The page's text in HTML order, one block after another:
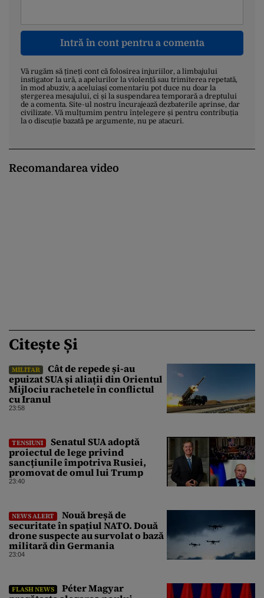
Intră în cont pentru a comenta
Vă rugăm să țineți cont că folosirea injuriilor, a limbajului
instigator la ură, a apelurilor la violență sau trimiterea repetată,
în mod abuziv, a aceluiași comentariu pot duce nu doar la
ștergerea mesajului, ci și la suspendarea temporară a dreptului
de a comenta. Site-ul nostru încurajează dezbaterile aprinse, dar
civilizate. Vă mulțumim pentru înțelegere și pentru contribuția
la o discuție bazată pe argumente, nu pe atacuri.
Recomandarea video
Citește Și
MILITAR
Cât de repede și-au
epuizat SUA și aliații din Orientul
Mijlociu rachetele în conflictul
cu Iranul
23:58
TENSIUNI
Senatul SUA adoptă
proiectul de lege privind
sancțiunile împotriva Rusiei,
promovat de omul lui Trump
23:40
NEWS ALERT
Nouă breșă de
securitate în spațiul NATO. Două
drone suspecte au survolat o bază
militară din Germania
23:04
FLASH NEWS
Péter Magyar